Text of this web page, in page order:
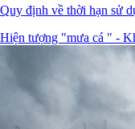
Quy định về thời hạn sử
Hiện tượng "mưa cá " -